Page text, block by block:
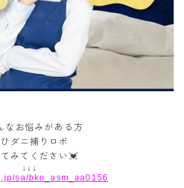
なお悩みがある方
ダニ捕りロボ
みてください💓
↓↓↓
sa/bke_asm_aa0156